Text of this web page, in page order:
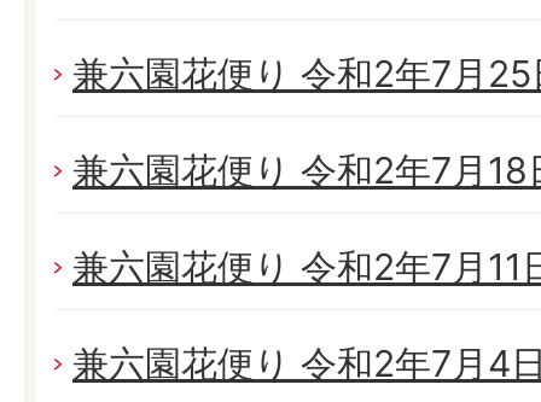
兼六園花便り 令和2年7月
兼六園花便り 令和2年7月
兼六園花便り 令和2年7月11
兼六園花便り 令和2年7月4